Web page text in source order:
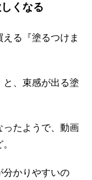
くなる
る『塗るつけま
と、束感が出る塗
たようで、動画
かりやすいの